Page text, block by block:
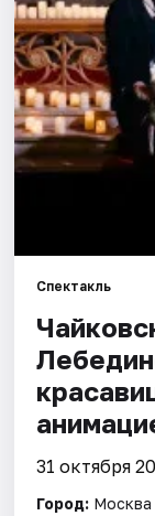
События
Города
Площадки
Спектакль
31 октября
Город: Москва